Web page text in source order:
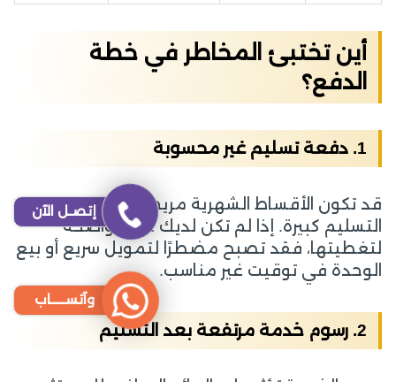
أين تختبئ المخاطر في خطة
الدفع؟
1. دفعة تسليم غير محسوبة
قد تكون الأقساط الشهرية مريحة، لكن دفعة
التسليم كبيرة. إذا لم تكن لديك خطة واضحة
لتغطيتها، فقد تصبح مضطرًا لتمويل سريع أو بيع
الوحدة في توقيت غير مناسب.
2. رسوم خدمة مرتفعة بعد التسليم
إتصـل الآن
وآتســــاب